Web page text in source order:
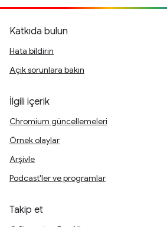
Katkıda bulun
Hata bildirin
Açık sorunlara bakın
İlgili içerik
Chromium güncellemeleri
Örnek olaylar
Arşivle
Podcast'ler ve programlar
Takip et